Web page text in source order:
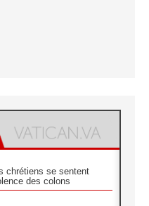
chrétiens se sentent
des colons